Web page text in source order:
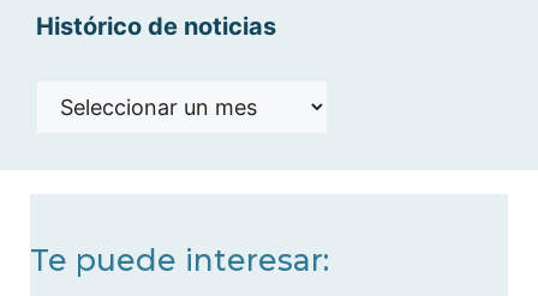
Histórico de noticias
Histórico
Te puede interesar: